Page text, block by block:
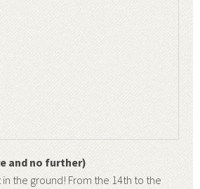
and no further)
the ground! From the 14th to the